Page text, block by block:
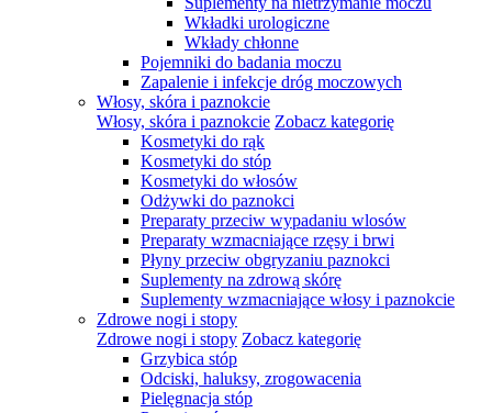
Wkładki urologiczne
Wkłady chłonne
Pojemniki do badania moczu
Zapalenie i infekcje dróg moczowych
Włosy, skóra i paznokcie
Włosy, skóra i paznokcie Zobacz kategorię
Kosmetyki do rąk
Kosmetyki do stóp
Kosmetyki do włosów
Odżywki do paznokci
Preparaty przeciw wypadaniu wlosów
Preparaty wzmacniające rzęsy i brwi
Płyny przeciw obgryzaniu paznokci
Suplementy na zdrową skórę
Suplementy wzmacniające włosy i paznokcie
Zdrowe nogi i stopy
Zdrowe nogi i stopy Zobacz kategorię
Grzybica stóp
Odciski, haluksy, zrogowacenia
Pielęgnacja stóp